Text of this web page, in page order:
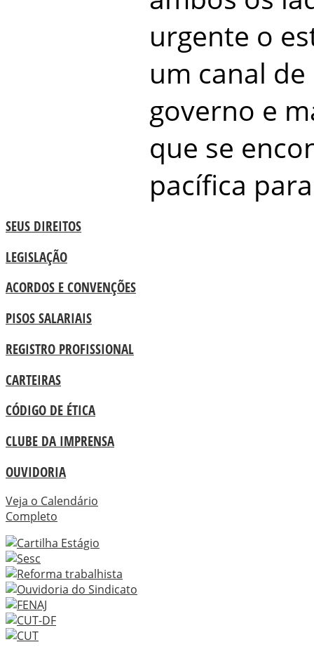
urgente o
um canal
governo e
que se
pacífica
SEUS DIREITOS
LEGISLAÇÃO
ACORDOS E CONVENÇÕES
PISOS SALARIAIS
REGISTRO PROFISSIONAL
CARTEIRAS
CÓDIGO DE ÉTICA
CLUBE DA IMPRENSA
OUVIDORIA
Veja o Calendário
Completo